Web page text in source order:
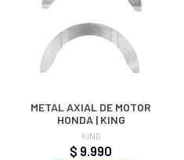
METAL AXIAL DE MOTOR
HONDA | KING
KING
$ 9.990